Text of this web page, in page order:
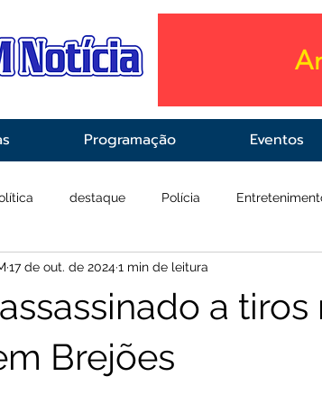
Programação Eventos
destaque Polícia
Saúde
a
Brejões
17 de out. de 20241 min de leitura